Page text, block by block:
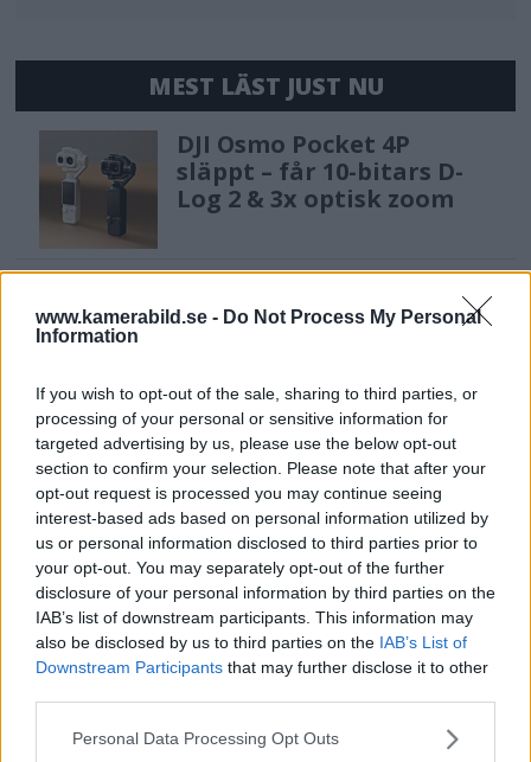
www.kamerabild.se - Do Not Process My Personal
Information
If you wish to opt-out of the sale, sharing to third parties, or
processing of your personal or sensitive information for
targeted advertising by us, please use the below opt-out
section to confirm your selection. Please note that after your
opt-out request is processed you may continue seeing
interest-based ads based on personal information utilized by
us or personal information disclosed to third parties prior to
your opt-out. You may separately opt-out of the further
disclosure of your personal information by third parties on the
IAB’s list of downstream participants. This information may
also be disclosed by us to third parties on the IAB’s List of
Downstream Participants that may further disclose it to other
Please note that this website/app uses one or more Google
Personal Data Processing Opt Outs
MEST LÄST JUST NU
DJI Osmo Pocket 4P
släppt – får 10-bitars D-
Log 2 & 3x optisk zoom
Tamron – kan vara värt
OM System lanserar
gratislån av kameror &
objektiv i Sverige
Sony FE 100-400mm F5,6-8
OSS – lätt telezoom för
fågel, sport & natur
F3 Foto – Sveriges nya